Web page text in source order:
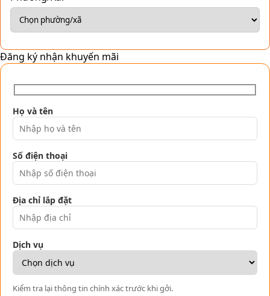
Đăng ký nhận khuyến mãi
Họ và tên
Số điện thoại
Địa chỉ lắp đặt
Dịch vụ
Kiểm tra lại thông tin chính xác trước khi gởi.